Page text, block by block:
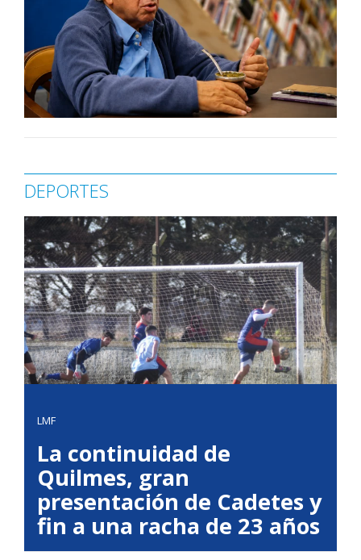
DEPORTES
LMF
La continuidad de
Quilmes, gran
presentación de Cadetes y
fin a una racha de 23 años